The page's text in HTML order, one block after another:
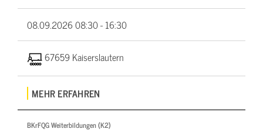
08.09.202608:30 - 16:30
67659 Kaiserslautern
MEHR ERFAHREN
BKrFQG Weiterbildungen (K2)